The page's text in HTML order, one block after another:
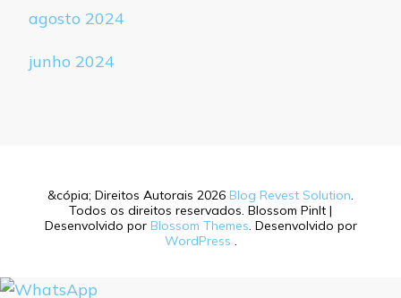
agosto 2024
junho 2024
&cópia; Direitos Autorais 2026 Blog Revest Solution.
Todos os direitos reservados. Blossom PinIt |
Desenvolvido por Blossom Themes. Desenvolvido por
WordPress .